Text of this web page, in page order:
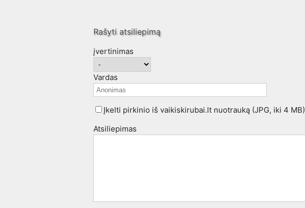
Rašyti atsiliepimą
įvertinimas
Vardas
Įkelti pirkinio iš vaikiskirubai.lt nuotrauką (JPG, iki 4 MB)
Atsiliepimas